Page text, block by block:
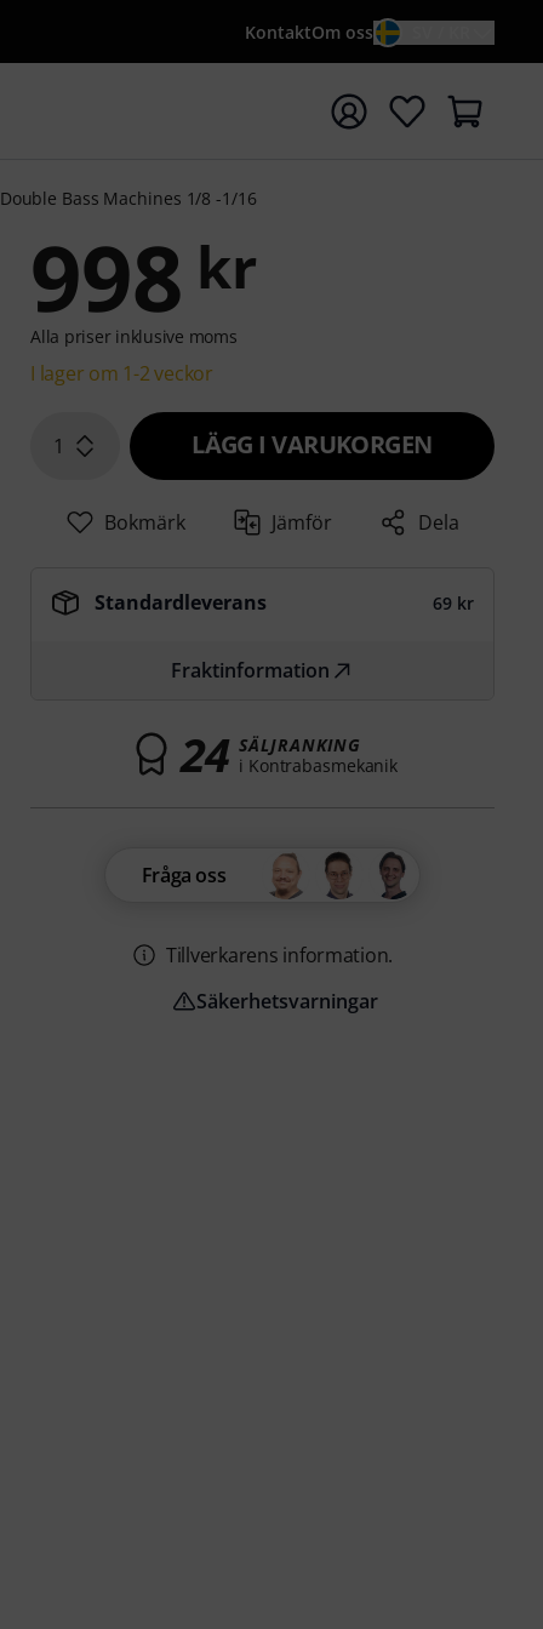
KontaktOm oss
sökningen med söktermen {searchTerm}
Double Bass Machines 1/8 -1/16
998 kr
Alla priser inklusive moms
I lager om 1-2 veckor
1 LÄGG I VARUKORGEN
Bokmärk Jämför Dela
Standardleverans 69 kr
Fraktinformation
24 SÄLJRANKING
i Kontrabasmekanik
Fråga oss
Tillverkarens information.
Säkerhetsvarningar